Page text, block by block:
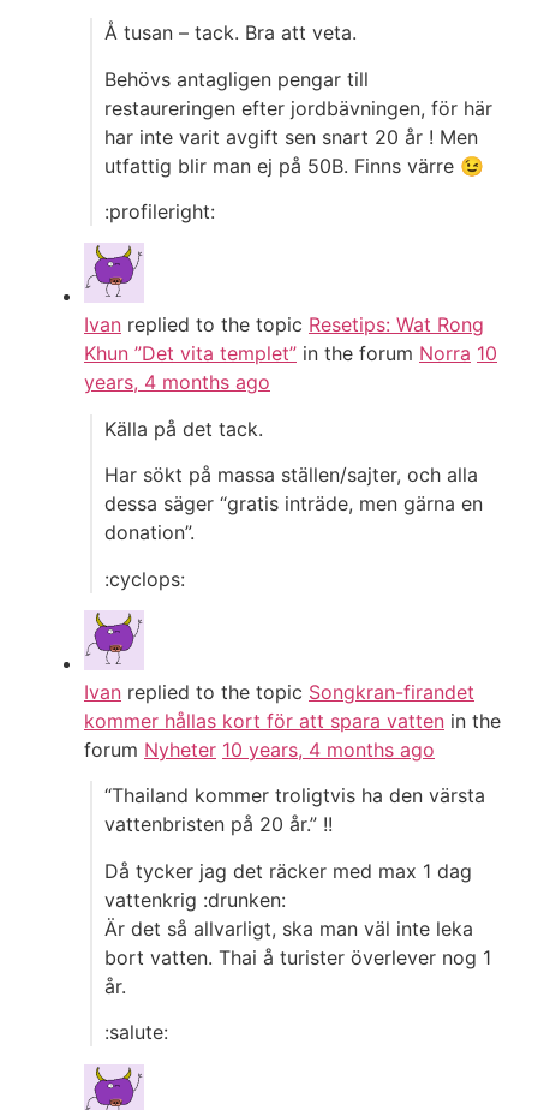
Å tusan – tack. Bra att veta.
Behövs antagligen pengar till
restaureringen efter jordbävningen, för här
har inte varit avgift sen snart 20 år ! Men
utfattig blir man ej på 50B. Finns värre 😉
:profileright:
Ivan replied to the topic Resetips: Wat Rong
Khun ”Det vita templet” in the forum Norra 10
years, 4 months ago
Källa på det tack.
Har sökt på massa ställen/sajter, och alla
dessa säger “gratis inträde, men gärna en
donation”.
:cyclops:
Ivan replied to the topic Songkran-firandet
kommer hållas kort för att spara vatten in the
forum Nyheter 10 years, 4 months ago
“Thailand kommer troligtvis ha den värsta
vattenbristen på 20 år.” !!
Då tycker jag det räcker med max 1 dag
vattenkrig :drunken:
Är det så allvarligt, ska man väl inte leka
bort vatten. Thai å turister överlever nog 1
år.
:salute: